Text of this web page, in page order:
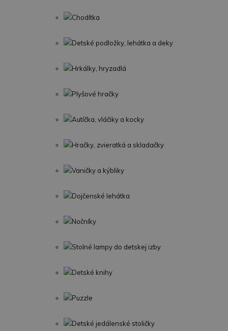
Chodítka
Detské podložky, lehátka a deky
Hrkálky, hryzadlá
Plyšové hračky
Autíčka, vláčiky a kocky
Hračky, zvieratká a skladačky
Vaničky a kýbliky
Dojčenské lehátka
Nočníky
Stolné lampy do detskej izby
Detské knihy
Puzzle
Detské jedálenské stoličky